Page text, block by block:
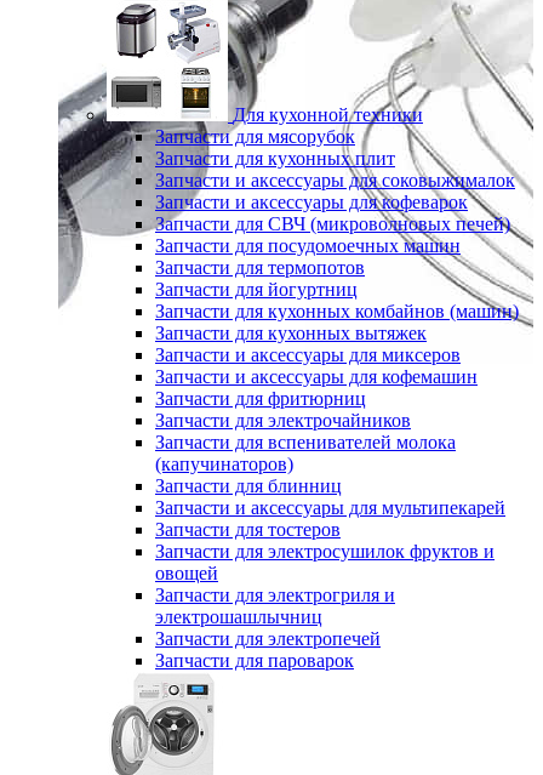
Для кухонной техники
Запчасти для мясорубок
Запчасти для кухонных плит
Запчасти и аксессуары для соковыжималок
Запчасти и аксессуары для кофеварок
Запчасти для СВЧ (микроволновых печей)
Запчасти для посудомоечных машин
Запчасти для термопотов
Запчасти для йогуртниц
Запчасти для кухонных комбайнов (машин)
Запчасти для кухонных вытяжек
Запчасти и аксессуары для миксеров
Запчасти и аксессуары для кофемашин
Запчасти для фритюрниц
Запчасти для электрочайников
Запчасти для вспенивателей молока
(капучинаторов)
Запчасти для блинниц
Запчасти и аксессуары для мультипекарей
Запчасти для тостеров
Запчасти для электросушилок фруктов и
овощей
Запчасти для электрогриля и
электрошашлычниц
Запчасти для электропечей
Запчасти для пароварок